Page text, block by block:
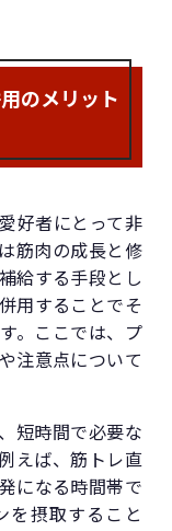
のメリット
好者にとって非
筋肉の成長と修
給する手段とし
用することでそ
。ここでは、プ
注意点について
短時間で必要な
えば、筋トレ直
になる時間帯で
を摂取すること